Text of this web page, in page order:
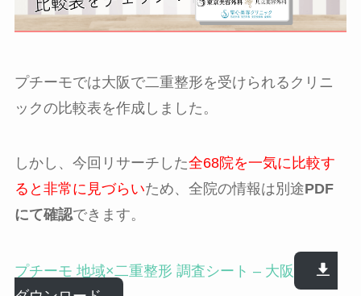
プチーモでは大阪で二重整形を受けられるクリニ
ックの比較表を作成しました。
しかし、今回リサーチした全68院を一気に比較す
ると非常に見づらいため、全院の情報は別途PDF
にて確認できます。
プチーモ 地域×二重整形 調査シート – 大阪